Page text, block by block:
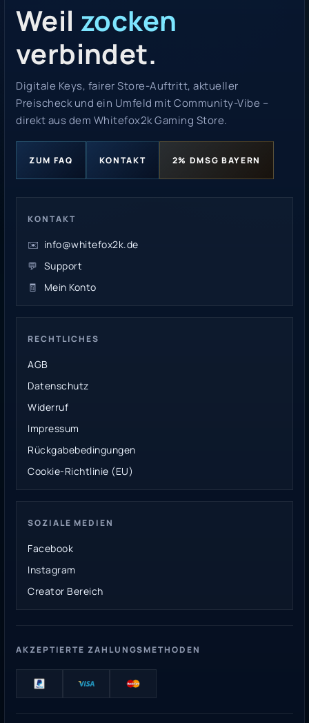
Weil zocken
verbindet.
Digitale Keys, fairer Store-Auftritt, aktueller
Preischeck und ein Umfeld mit Community-Vibe –
direkt aus dem Whitefox2k Gaming Store.
ZUM FAQ KONTAKT 2% DMSG BAYERN
KONTAKT
✉️ info@whitefox2k.de
💬 Support
🧾
Mein Konto
RECHTLICHES
AGB
Datenschutz
Widerruf
Impressum
Rückgabebedingungen
Cookie-Richtlinie (EU)
SOZIALE MEDIEN
Facebook
Instagram
Creator Bereich
AKZEPTIERTE ZAHLUNGSMETHODEN